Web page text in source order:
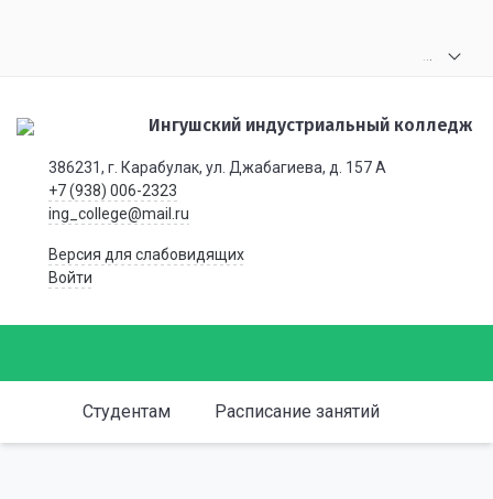
Ингушский индустриальный колледж
386231, г. Карабулак, ул. Джабагиева, д. 157 А
+7 (938) 006-2323
ing_college@mail.ru
Версия для слабовидящих
Войти
Студентам Расписание занятий